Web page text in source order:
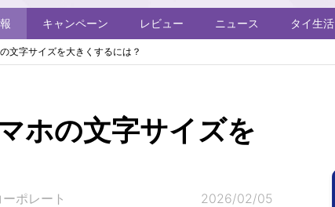
キャンペーン レビュー ニュース タイ生活
文字サイズを大きくするには？
ホの文字サイズを
ポレート 2026/02/05